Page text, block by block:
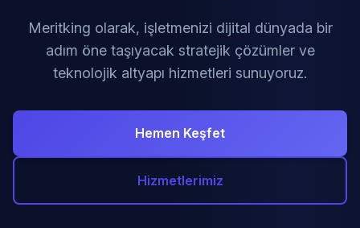
Meritking olarak, işletmenizi dijital dünyada bir
adım öne taşıyacak stratejik çözümler ve
teknolojik altyapı hizmetleri sunuyoruz.
Hemen Keşfet
Hizmetlerimiz